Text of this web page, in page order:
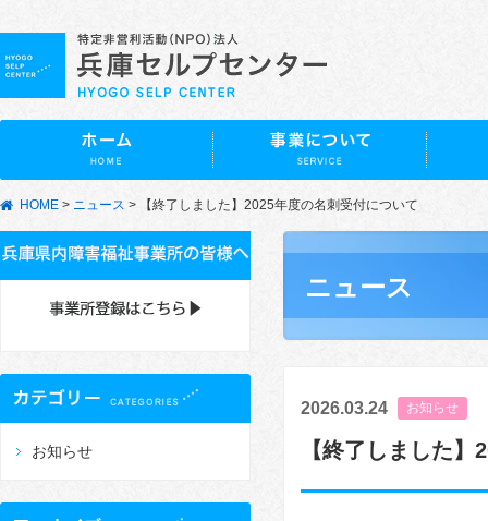
HOME > ニュース > 【終了しました】2025年度の名刺受付について
ニュース
2026.03.24 お知らせ
【終了しました
お知らせ